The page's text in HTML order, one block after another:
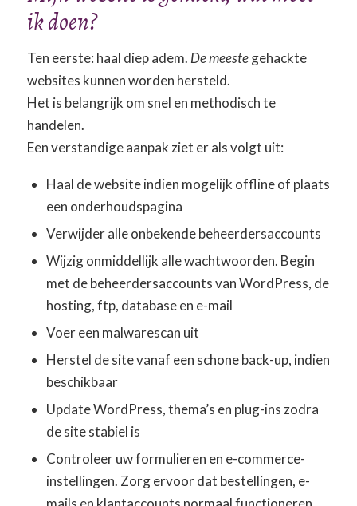
ik doen?
Ten eerste: haal diep adem. De meestegehackte
websites kunnen worden hersteld.
Het is belangrijk om snel en methodisch te
handelen.
Een verstandige aanpak ziet er als volgt uit:
Haal de website indien mogelijk offline of plaats
een onderhoudspagina
Verwijder alle onbekende beheerdersaccounts
Wijzig onmiddellijk alle wachtwoorden. Begin
met de beheerdersaccounts van WordPress, de
hosting, ftp, database en e-mail
Voer een malwarescan uit
Herstel de site vanaf een schone back-up, indien
beschikbaar
Update WordPress, thema’s en plug-ins zodra
de site stabiel is
Controleer uw formulieren en e-commerce-
instellingen. Zorg ervoor dat bestellingen, e-